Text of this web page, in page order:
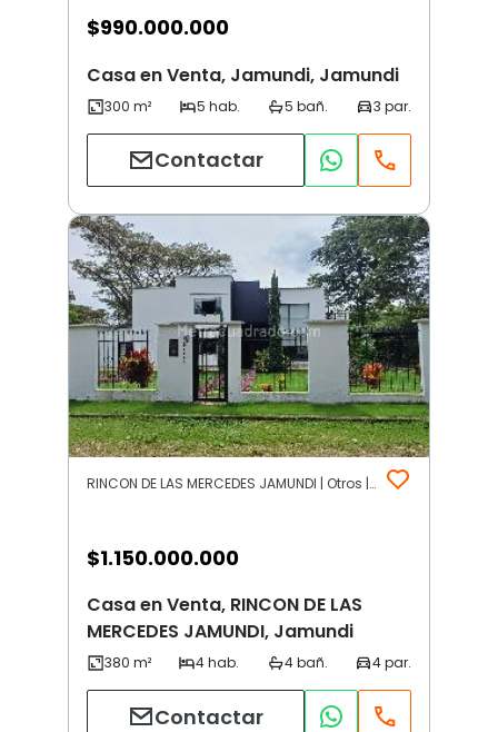
$990.000.000
Casa en Venta, Jamundi, Jamundi
Contactar
RINCON DE LAS MERCEDES JAMUNDI | Otros | Jamundi
$1.150.000.000
Casa en Venta, RINCON DE LAS
MERCEDES JAMUNDI, Jamundi
Contactar